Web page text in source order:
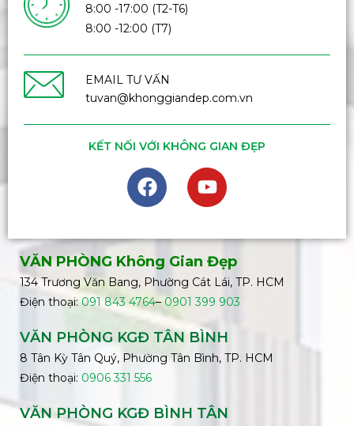
8:00 -17:00 (T2-T6)
8:00 -12:00 (T7)
EMAIL TƯ VẤN
tuvan@khonggiandep.com.vn
KẾT NỐI VỚI KHÔNG GIAN ĐẸP
VĂN PHÒNG Không Gian Đẹp
134 Trương Văn Bang, Phường Cát Lái, TP. HCM
Điện thoại:091 843 4764– 0901 399 903
VĂN PHÒNG KGĐ TÂN BÌNH
8 Tân Kỳ Tân Quý, Phường Tân Bình, TP. HCM
Điện thoại: 0906 331 556
VĂN PHÒNG KGĐ BÌNH TÂN